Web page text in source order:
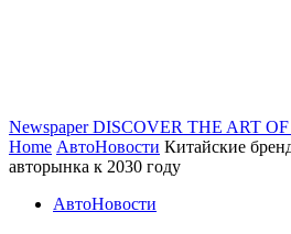
Newspaper DISCOVER THE ART
Home АвтоНовости Китайские
авторынка к 2030 году
АвтоНовости